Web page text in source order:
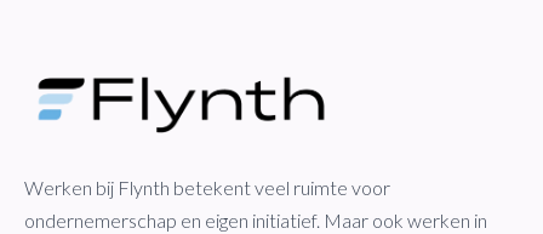
Werken bij Flynth betekent veel ruimte voor
ondernemerschap en eigen initiatief. Maar ook werken in